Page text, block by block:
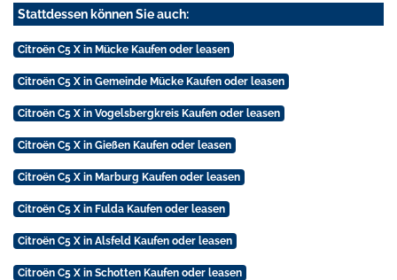
Stattdessen können Sie auch:
Citroën C5 X in Mücke Kaufen oder leasen
Citroën C5 X in Gemeinde Mücke Kaufen oder leasen
Citroën C5 X in Vogelsbergkreis Kaufen oder leasen
Citroën C5 X in Gießen Kaufen oder leasen
Citroën C5 X in Marburg Kaufen oder leasen
Citroën C5 X in Fulda Kaufen oder leasen
Citroën C5 X in Alsfeld Kaufen oder leasen
Citroën C5 X in Schotten Kaufen oder leasen